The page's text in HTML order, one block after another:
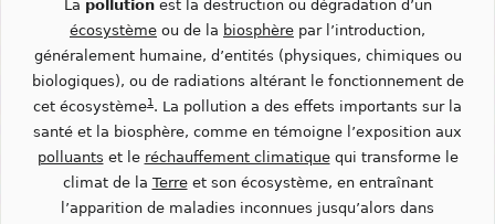
La pollutionest la destruction ou dégradation d’un
écosystème ou de la biosphère par l’introduction,
généralement humaine, d’entités (physiques, chimiques ou
biologiques), ou de radiations altérant le fonctionnement de
cet écosystème1 . La pollution a des effets importants sur la
santé et la biosphère, comme en témoigne l’exposition aux
polluants et le réchauffement climatiquequi transforme le
climat de la Terreet son écosystème, en entraînant
l’apparition de maladies inconnues jusqu’alors dans